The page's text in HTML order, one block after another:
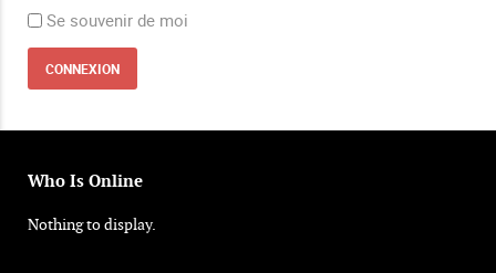
Se souvenir de moi
Who Is Online
Nothing to display.